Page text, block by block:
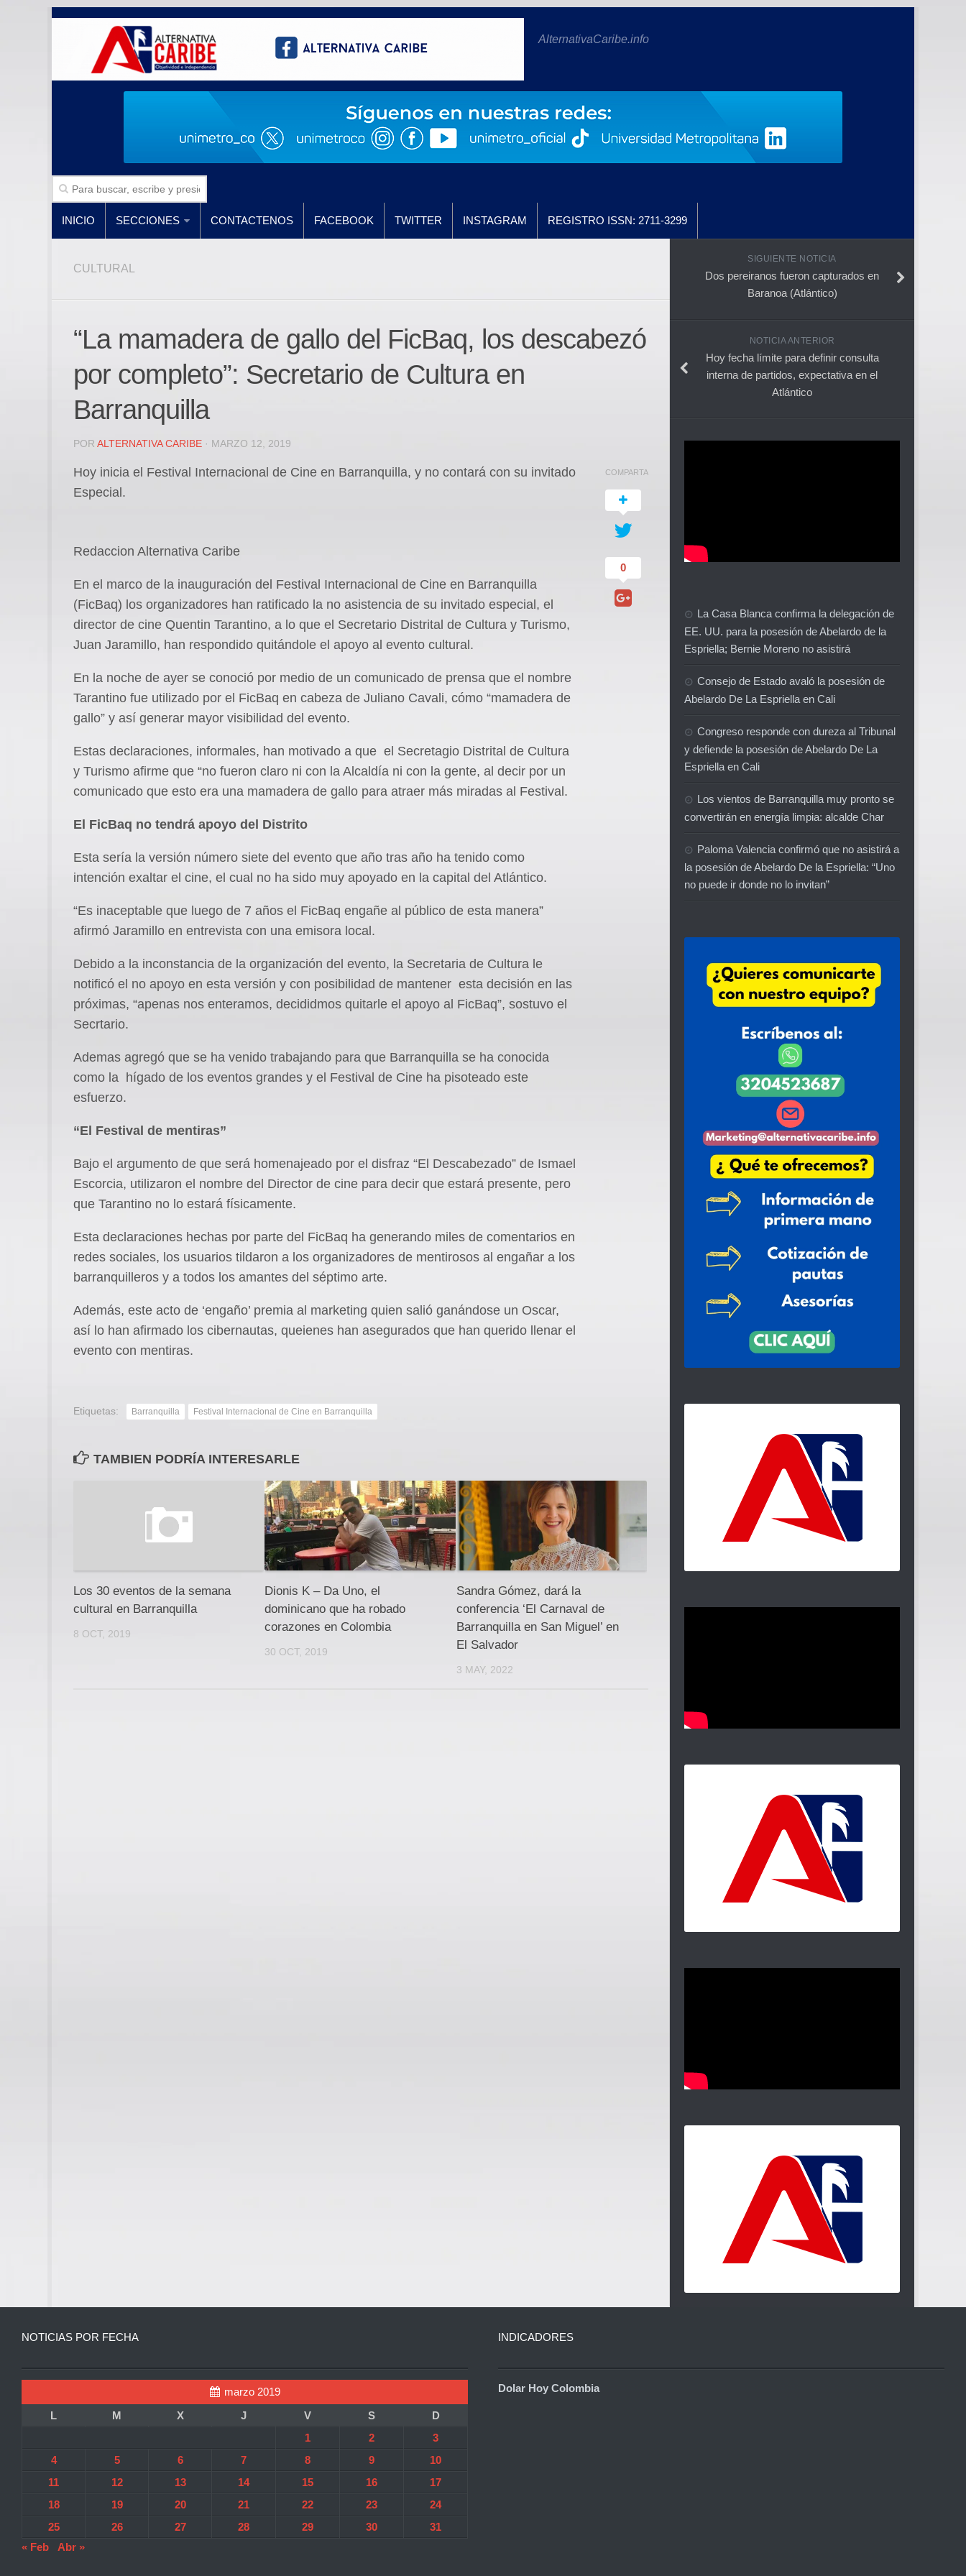
AlternativaCaribe.info
INICIO SECCIONES CONTACTENOS FACEBOOK TWITTER INSTAGRAM REGISTRO ISSN: 2711-3299
CULTURAL
“La mamadera de gallo del FicBaq, los descabezó
por completo”: Secretario de Cultura en
Barranquilla
POR ALTERNATIVA CARIBE · MARZO 12, 2019
Hoy inicia el Festival Internacional de Cine en Barranquilla, y no contará con su invitado
Especial.
Redaccion Alternativa Caribe
En el marco de la inauguración del Festival Internacional de Cine en Barranquilla
(FicBaq) los organizadores han ratificado la no asistencia de su invitado especial, el
director de cine Quentin Tarantino, a lo que el Secretario Distrital de Cultura y Turismo,
Juan Jaramillo, han respondido quitándole el apoyo al evento cultural.
En la noche de ayer se conoció por medio de un comunicado de prensa que el nombre
Tarantino fue utilizado por el FicBaq en cabeza de Juliano Cavali, cómo “mamadera de
gallo” y así generar mayor visibilidad del evento.
Estas declaraciones, informales, han motivado a que el Secretagio Distrital de Cultura
y Turismo afirme que “no fueron claro ni con la Alcaldía ni con la gente, al decir por un
comunicado que esto era una mamadera de gallo para atraer más miradas al Festival.
El FicBaq no tendrá apoyo del Distrito
Esta sería la versión número siete del evento que año tras año ha tenido como
intención exaltar el cine, el cual no ha sido muy apoyado en la capital del Atlántico.
“Es inaceptable que luego de 7 años el FicBaq engañe al público de esta manera”
afirmó Jaramillo en entrevista con una emisora local.
Debido a la inconstancia de la organización del evento, la Secretaria de Cultura le
notificó el no apoyo en esta versión y con posibilidad de mantener esta decisión en las
próximas, “apenas nos enteramos, decididmos quitarle el apoyo al FicBaq”, sostuvo el
Secrtario.
Ademas agregó que se ha venido trabajando para que Barranquilla se ha conocida
como la hígado de los eventos grandes y el Festival de Cine ha pisoteado este
esfuerzo.
“El Festival de mentiras”
Bajo el argumento de que será homenajeado por el disfraz “El Descabezado” de Ismael
Escorcia, utilizaron el nombre del Director de cine para decir que estará presente, pero
que Tarantino no lo estará físicamente.
Esta declaraciones hechas por parte del FicBaq ha generando miles de comentarios en
redes sociales, los usuarios tildaron a los organizadores de mentirosos al engañar a los
barranquilleros y a todos los amantes del séptimo arte.
Además, este acto de ‘engaño’ premia al marketing quien salió ganándose un Oscar,
así lo han afirmado los cibernautas, queienes han asegurados que han querido llenar el
evento con mentiras.
COMPARTA
0
Etiquetas: Barranquilla Festival Internacional de Cine en Barranquilla
TAMBIEN PODRÍA INTERESARLE
Los 30 eventos de la semana
cultural en Barranquilla
8 OCT, 2019
Dionis K – Da Uno, el
dominicano que ha robado
corazones en Colombia
30 OCT, 2019
Sandra Gómez, dará la
conferencia ‘El Carnaval de
Barranquilla en San Miguel’ en
El Salvador
3 MAY, 2022
SIGUIENTE NOTICIA
Dos pereiranos fueron capturados en
Baranoa (Atlántico)
NOTICIA ANTERIOR
Hoy fecha límite para definir consulta
interna de partidos, expectativa en el
Atlántico
La Casa Blanca confirma la delegación de
EE. UU. para la posesión de Abelardo de la
Espriella; Bernie Moreno no asistirá
Consejo de Estado avaló la posesión de
Abelardo De La Espriella en Cali
Congreso responde con dureza al Tribunal
y defiende la posesión de Abelardo De La
Espriella en Cali
Los vientos de Barranquilla muy pronto se
convertirán en energía limpia: alcalde Char
Paloma Valencia confirmó que no asistirá a
la posesión de Abelardo De la Espriella: “Uno
no puede ir donde no lo invitan”
NOTICIAS POR FECHA
marzo 2019
L
M X J V S
D
1
2
3
4
5 6 7 8 9
10
11
12 13 14 15 16
17
18
19 20 21 22 23
24
25
26 27 28 29 30
31
« Feb
Abr »
INDICADORES
Dolar Hoy Colombia